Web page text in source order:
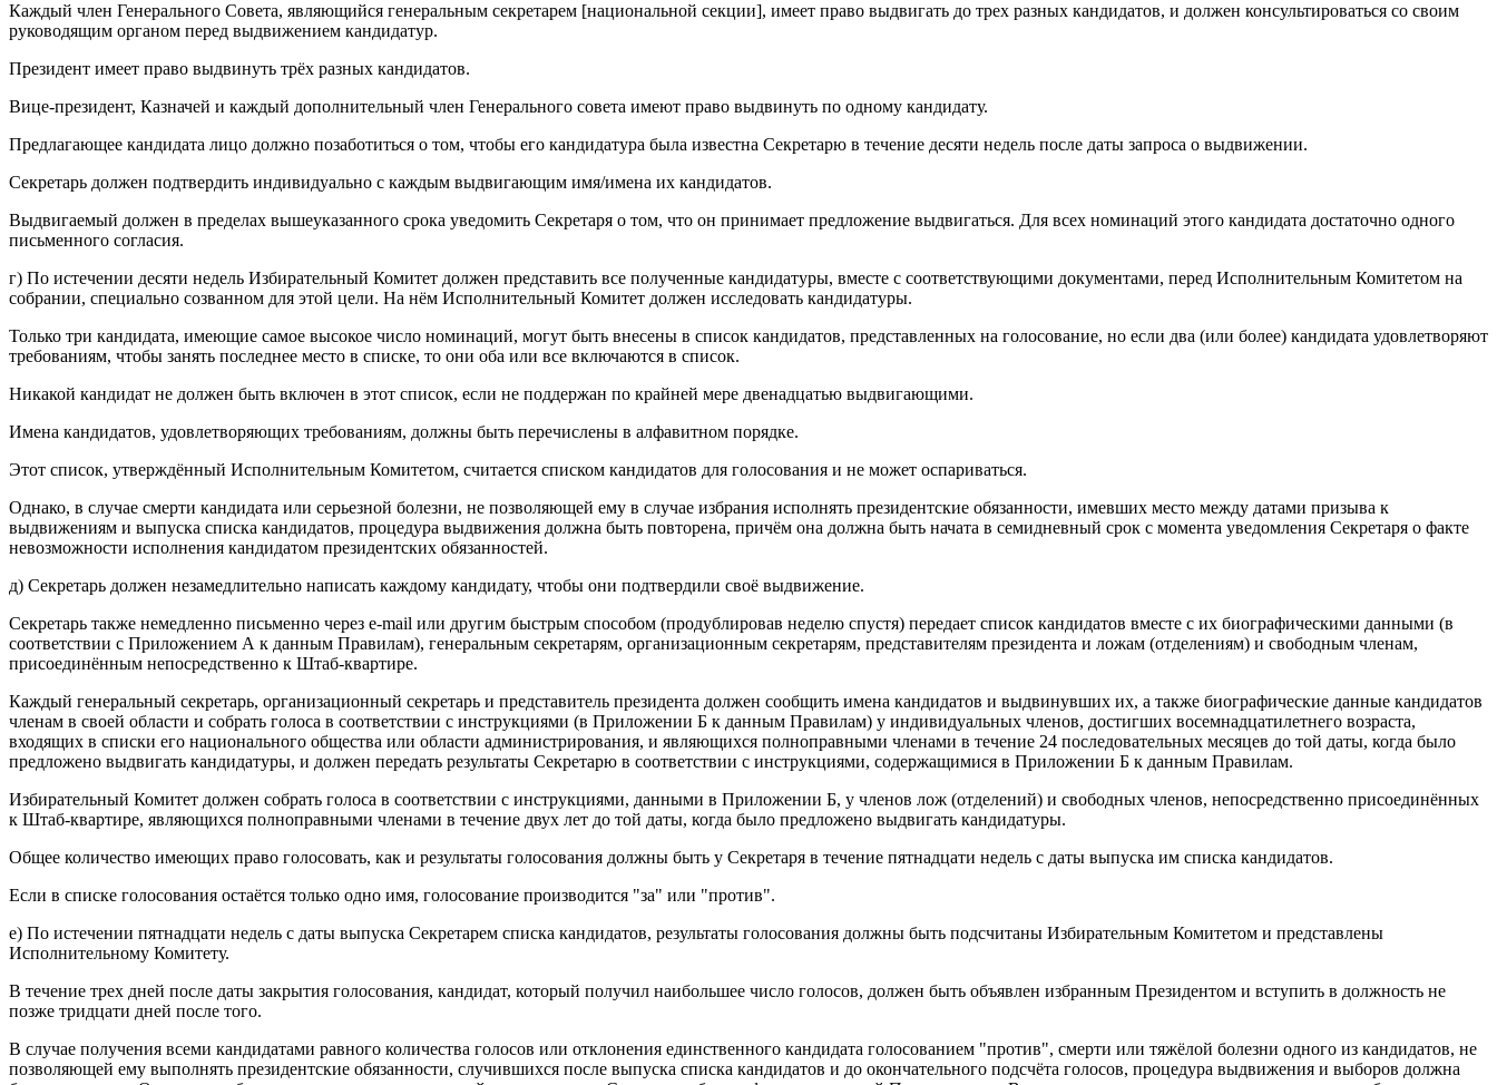
Каждый член Генерального Совета, являющийся генеральным секретарем [национальной секции], имеет право выдвигать до трех разных кандидатов, и должен консультироваться со своим
руководящим органом перед выдвижением кандидатур.
Президент имеет право выдвинуть трёх разных кандидатов.
Вице-президент, Казначей и каждый дополнительный член Генерального совета имеют право выдвинуть по одному кандидату.
Предлагающее кандидата лицо должно позаботиться о том, чтобы его кандидатура была известна Секретарю в течение десяти недель после даты запроса о выдвижении.
Секретарь должен подтвердить индивидуально с каждым выдвигающим имя/имена их кандидатов.
Выдвигаемый должен в пределах вышеуказанного срока уведомить Секретаря о том, что он принимает предложение выдвигаться. Для всех номинаций этого кандидата достаточно одного
письменного согласия.
г) По истечении десяти недель Избирательный Комитет должен представить все полученные кандидатуры, вместе с соответствующими документами, перед Исполнительным Комитетом на
собрании, специально созванном для этой цели. На нём Исполнительный Комитет должен исследовать кандидатуры.
Только три кандидата, имеющие самое высокое число номинаций, могут быть внесены в список кандидатов, представленных на голосование, но если два (или более) кандидата удовлетворяют
требованиям, чтобы занять последнее место в списке, то они оба или все включаются в список.
Никакой кандидат не должен быть включен в этот список, если не поддержан по крайней мере двенадцатью выдвигающими.
Имена кандидатов, удовлетворяющих требованиям, должны быть перечислены в алфавитном порядке.
Этот список, утверждённый Исполнительным Комитетом, считается списком кандидатов для голосования и не может оспариваться.
Однако, в случае смерти кандидата или серьезной болезни, не позволяющей ему в случае избрания исполнять президентские обязанности, имевших место между датами призыва к
выдвижениям и выпуска списка кандидатов, процедура выдвижения должна быть повторена, причём она должна быть начата в семидневный срок с момента уведомления Секретаря о факте
невозможности исполнения кандидатом президентских обязанностей.
д) Секретарь должен незамедлительно написать каждому кандидату, чтобы они подтвердили своё выдвижение.
Секретарь также немедленно письменно через e-mail или другим быстрым способом (продублировав неделю спустя) передает список кандидатов вместе с их биографическими данными (в
соответствии с Приложением А к данным Правилам), генеральным секретарям, организационным секретарям, представителям президента и ложам (отделениям) и свободным членам,
присоединённым непосредственно к Штаб-квартире.
Каждый генеральный секретарь, организационный секретарь и представитель президента должен сообщить имена кандидатов и выдвинувших их, а также биографические данные кандидатов
членам в своей области и собрать голоса в соответствии с инструкциями (в Приложении Б к данным Правилам) у индивидуальных членов, достигших восемнадцатилетнего возраста,
входящих в списки его национального общества или области администрирования, и являющихся полноправными членами в течение 24 последовательных месяцев до той даты, когда было
предложено выдвигать кандидатуры, и должен передать результаты Секретарю в соответствии с инструкциями, содержащимися в Приложении Б к данным Правилам.
Избирательный Комитет должен собрать голоса в соответствии с инструкциями, данными в Приложении Б, у членов лож (отделений) и свободных членов, непосредственно присоединённых
к Штаб-квартире, являющихся полноправными членами в течение двух лет до той даты, когда было предложено выдвигать кандидатуры.
Общее количество имеющих право голосовать, как и результаты голосования должны быть у Секретаря в течение пятнадцати недель с даты выпуска им списка кандидатов.
Если в списке голосования остаётся только одно имя, голосование производится "за" или "против".
е) По истечении пятнадцати недель с даты выпуска Секретарем списка кандидатов, результаты голосования должны быть подсчитаны Избирательным Комитетом и представлены
Исполнительному Комитету.
В течение трех дней после даты закрытия голосования, кандидат, который получил наибольшее число голосов, должен быть объявлен избранным Президентом и вступить в должность не
позже тридцати дней после того.
В случае получения всеми кандидатами равного количества голосов или отклонения единственного кандидата голосованием "против", смерти или тяжёлой болезни одного из кандидатов, не
позволяющей ему выполнять президентские обязанности, случившихся после выпуска списка кандидатов и до окончательного подсчёта голосов, процедура выдвижения и выборов должна